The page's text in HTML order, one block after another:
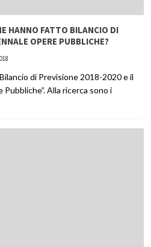
HANNO FATTO BILANCIO DI
OPERE PUBBLICHE?
di Previsione 2018-2020 e il
Alla ricerca sono i